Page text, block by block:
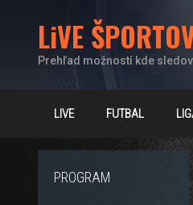
LiVE
Prehľad možností kde
LIVE FUTBAL
PROGRAM